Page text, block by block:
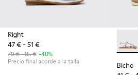
Right
47 € - 51 €
79 € - 85 € -40%
Precio final acorde a la talla
Bicho